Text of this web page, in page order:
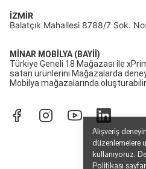
Alışveriş
düzenlemelere
kullanıyoruz.
Politikası
İZMİR
Balatçık Mahallesi 8788/7 Sok.
MİNAR MOBİLYA (BAYİİ)
Türkiye Geneli 18 Mağazası ile
satan ürünlerini Mağazalarda
Mobilya mağazalarında